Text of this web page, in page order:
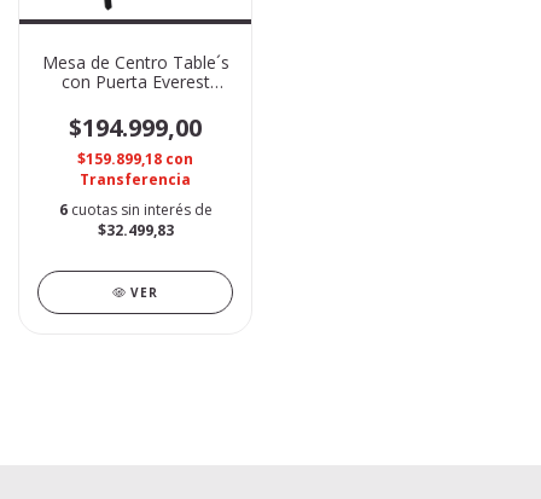
Mesa de Centro Table´s
con Puerta Everest
$194.999,00
$159.899,18 con
Transferencia
6 cuotas sin interés de
$32.499,83
VER